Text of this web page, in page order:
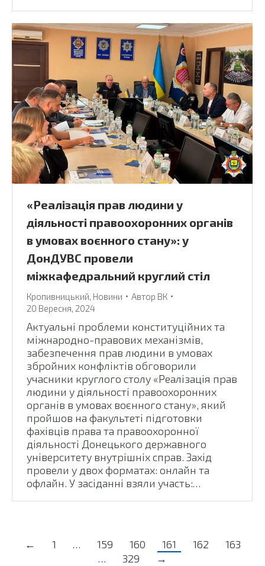
«Реалізація прав людини у
діяльності правоохоронних органів
в умовах воєнного стану»: у
ДонДУВС провели
міжкафедральний круглий стіл
Кропивницький, Новини Автор ВК
20 Вересня, 2024
Актуальні проблеми конституційних та
міжнародно-правових механізмів,
забезпечення прав людини в умовах
збройних конфліктів обговорили
учасники круглого столу «Реалізація прав
людини у діяльності правоохоронних
органів в умовах воєнного стану», який
пройшов на факультеті підготовки
фахівців права та правоохоронної
діяльності Донецького державного
університету внутрішніх справ. Захід
провели у двох форматах: онлайн та
офлайн. У засіданні взяли участь:…
← 1 … 159 160 161 162
163
…
329 →